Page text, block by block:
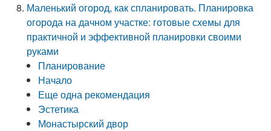
Маленький огород, как спланировать. Планировка
огорода на дачном участке: готовые схемы для
практичной и эффективной планировки своими
руками
Планирование
Начало
Еще одна рекомендация
Эстетика
Монастырский двор